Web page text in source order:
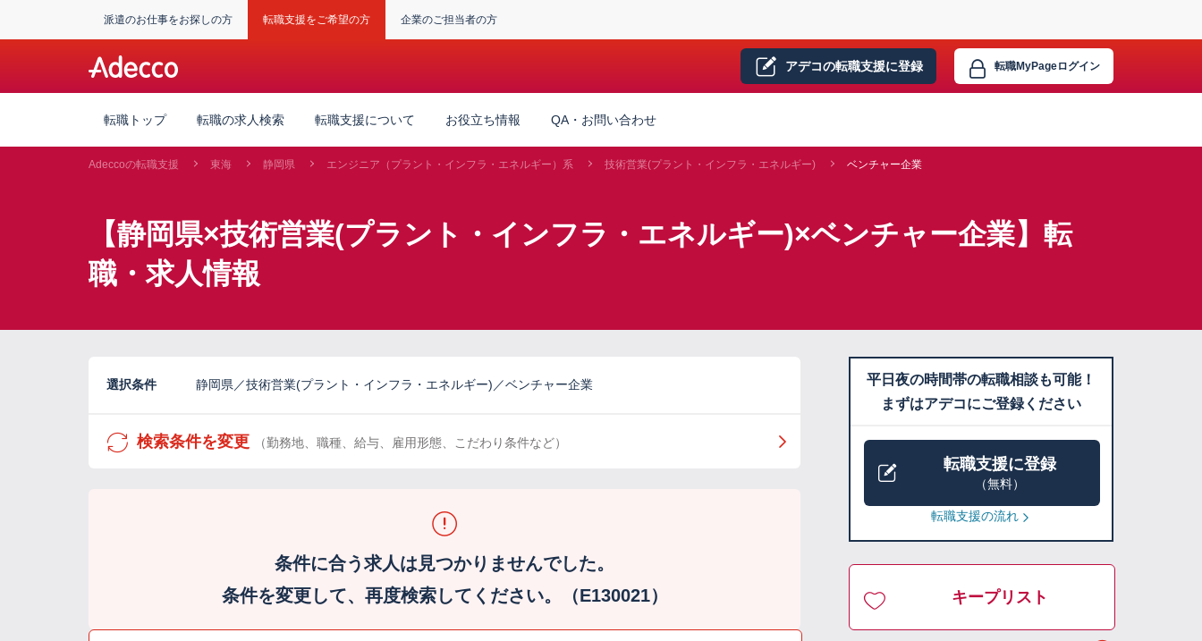
派遣のお仕事をお探しの方 転職支援をご希望の方 企業のご担当者の方
アデコの転職支援に登録 転職MyPageログイン
転職トップ 転職の求人検索 転職支援について お役立ち情報 QA・お問い合わせ
Adeccoの転職支援 東海 静岡県 エンジニア（プラント・インフラ・エネルギー）系 技術営業(プラント・インフラ・エネルギー) ベンチャー企業
【静岡県×技術営業(プラント・インフラ・エネルギー)×ベンチャー企業】転
職・求人情報
選択条件 静岡県／技術営業(プラント・インフラ・エネルギー)／ベンチャー企業
検索条件を変更 （勤務地、職種、給与、雇用形態、こだわり条件など）
条件に合う求人は見つかりませんでした。
条件を変更して、再度検索してください。（E130021）
平日夜の時間帯の転職相談も可能！
まずはアデコにご登録ください
転職支援に登録
（無料）
転職支援の流れ
キープリスト